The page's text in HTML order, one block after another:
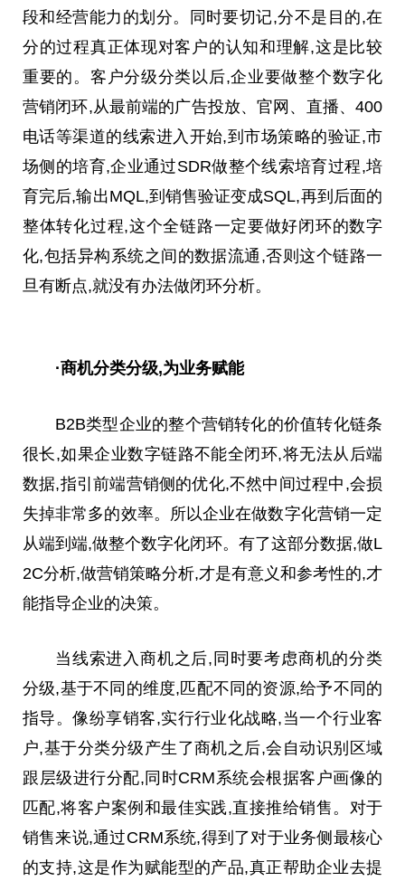
段和经营能力的划分。同时要切记,分不是目的,在
分的过程真正体现对客户的认知和理解,这是比较
重要的。客户分级分类以后,企业要做整个数字化
营销闭环,从最前端的广告投放、官网、直播、400
电话等渠道的线索进入开始,到市场策略的验证,市
场侧的培育,企业通过SDR做整个线索培育过程,培
育完后,输出MQL,到销售验证变成SQL,再到后面的
整体转化过程,这个全链路一定要做好闭环的数字
化,包括异构系统之间的数据流通,否则这个链路一
旦有断点,就没有办法做闭环分析。
·商机分类分级,为业务赋能
B2B类型企业的整个营销转化的价值转化链条
很长,如果企业数字链路不能全闭环,将无法从后端
数据,指引前端营销侧的优化,不然中间过程中,会损
失掉非常多的效率。所以企业在做数字化营销一定
从端到端,做整个数字化闭环。有了这部分数据,做L
2C分析,做营销策略分析,才是有意义和参考性的,才
能指导企业的决策。
当线索进入商机之后,同时要考虑商机的分类
分级,基于不同的维度,匹配不同的资源,给予不同的
指导。像纷享销客,实行行业化战略,当一个行业客
户,基于分类分级产生了商机之后,会自动识别区域
跟层级进行分配,同时CRM系统会根据客户画像的
匹配,将客户案例和最佳实践,直接推给销售。对于
销售来说,通过CRM系统,得到了对于业务侧最核心
的支持,这是作为赋能型的产品,真正帮助企业去提